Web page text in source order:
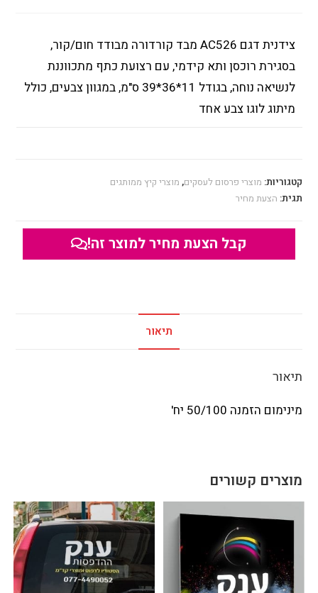
צידנית דגם AC526 מבד קורדורה מבודד חום/קור,
בסגירת רוכסן ותא קידמי, עם רצועת כתף מתכווננת
לנשיאה נוחה, בגודל 11*36*39 ס"מ, במגוון צבעים, כולל
מיתוג לוגו צבע אחד
קטגוריות: מוצרי פרסום לעסקים, מוצרי קיץ ממותגים
תגית: הצעת מחיר
קבל הצעת מחיר למוצר זה!
תיאור
תיאור
מינימום הזמנה 50/100 יח'
מוצרים קשורים